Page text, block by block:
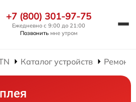
+7 (800) 301-97-75
Ежедневно с 9:00 до 21:00
Позвонить мне утром
Каталог устройств Ремонт